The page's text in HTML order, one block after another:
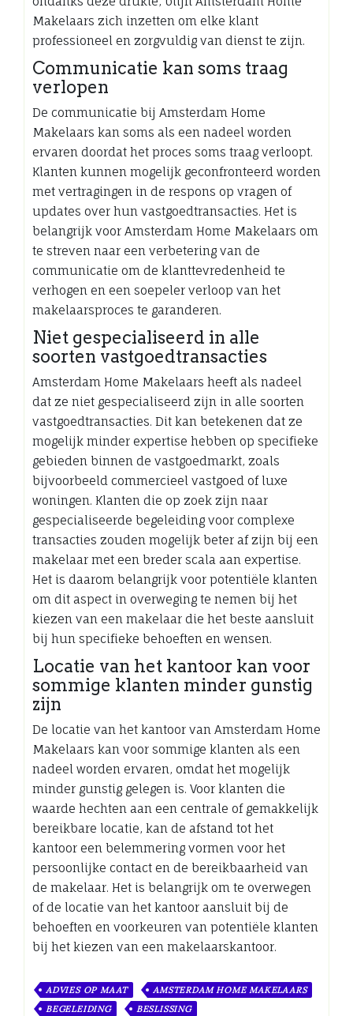
Makelaars zich inzetten om elke klant
professioneel en zorgvuldig van dienst te zijn.
Communicatie kan soms traag
verlopen
De communicatie bij Amsterdam Home
Makelaars kan soms als een nadeel worden
ervaren doordat het proces soms traag verloopt.
Klanten kunnen mogelijk geconfronteerd worden
met vertragingen in de respons op vragen of
updates over hun vastgoedtransacties. Het is
belangrijk voor Amsterdam Home Makelaars om
te streven naar een verbetering van de
communicatie om de klanttevredenheid te
verhogen en een soepeler verloop van het
makelaarsproces te garanderen.
Niet gespecialiseerd in alle
soorten vastgoedtransacties
Amsterdam Home Makelaars heeft als nadeel
dat ze niet gespecialiseerd zijn in alle soorten
vastgoedtransacties. Dit kan betekenen dat ze
mogelijk minder expertise hebben op specifieke
gebieden binnen de vastgoedmarkt, zoals
bijvoorbeeld commercieel vastgoed of luxe
woningen. Klanten die op zoek zijn naar
gespecialiseerde begeleiding voor complexe
transacties zouden mogelijk beter af zijn bij een
makelaar met een breder scala aan expertise.
Het is daarom belangrijk voor potentiële klanten
om dit aspect in overweging te nemen bij het
kiezen van een makelaar die het beste aansluit
bij hun specifieke behoeften en wensen.
Locatie van het kantoor kan voor
sommige klanten minder gunstig
zijn
De locatie van het kantoor van Amsterdam Home
Makelaars kan voor sommige klanten als een
nadeel worden ervaren, omdat het mogelijk
minder gunstig gelegen is. Voor klanten die
waarde hechten aan een centrale of gemakkelijk
bereikbare locatie, kan de afstand tot het
kantoor een belemmering vormen voor het
persoonlijke contact en de bereikbaarheid van
de makelaar. Het is belangrijk om te overwegen
of de locatie van het kantoor aansluit bij de
behoeften en voorkeuren van potentiële klanten
bij het kiezen van een makelaarskantoor.
ADVIES OP MAAT
AMSTERDAM HOME MAKELAARS
BEGELEIDING
BESLISSING